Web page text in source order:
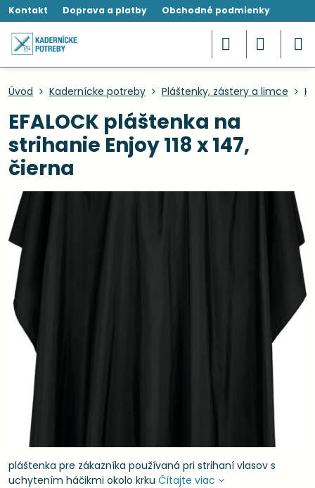
Kontakt Doprava a platby Obchodné podmienky
Úvod Kadernícke potreby Pláštenky, zástery a limce
EFALOCK pláštenka na
strihanie Enjoy 118 x 147,
čierna
pláštenka pre zákazníka používaná pri strihaní vlasov s
uchytením háčikmi okolo krku Čítajte viac